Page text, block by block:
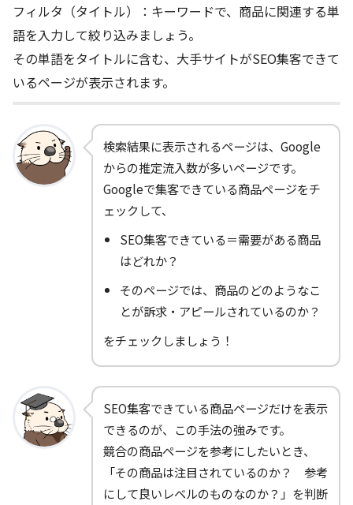
フィルタ（タイトル）：キーワードで、商品に関連する単
語を入力して絞り込みましょう。
その単語をタイトルに含む、大手サイトがSEO集客できて
いるページが表示されます。
検索結果に表示されるページは、Google
からの推定流入数が多いページです。
Googleで集客できている商品ページをチ
ェックして、
SEO集客できている＝需要がある商品
はどれか？
そのページでは、商品のどのようなこ
とが訴求・アピールされているのか？
をチェックしましょう！
SEO集客できている商品ページだけを表示
できるのが、この手法の強みです。
競合の商品ページを参考にしたいとき、
「その商品は注目されているのか？ 参考
にして良いレベルのものなのか？」を判断